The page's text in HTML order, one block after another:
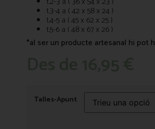
t.3-4 a ( 42 x 58 x 24 )
t.4-5 a ( 45 x 62 x 25 )
t.5-6 a ( 48 x 67 x 26 )
*al ser un producte artesanal hi pot
Talles-Apunt